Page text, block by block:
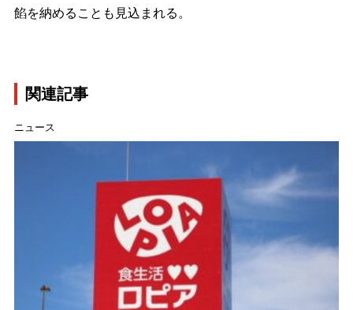
餡を納めることも見込まれる。
関連記事
ニュース